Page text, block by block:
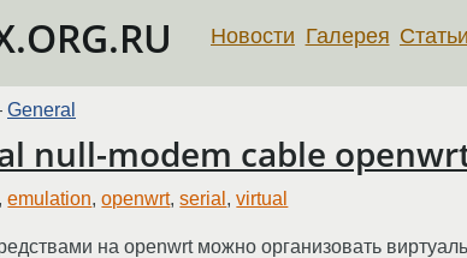
Новости Галерея Статьи
General
null-modem cable
,emulation,openwrt,serial ,virtual
на openwrt можно организовать